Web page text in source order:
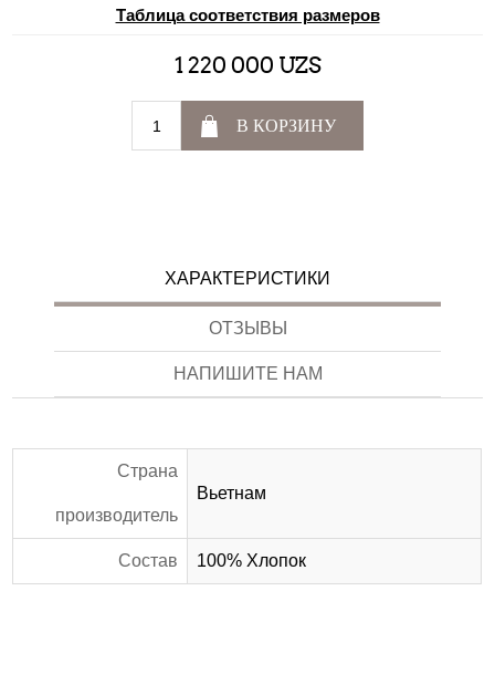
Таблица соответствия размеров
1 220 000 UZS
В КОРЗИНУ
ХАРАКТЕРИСТИКИ
ОТЗЫВЫ
НАПИШИТЕ НАМ
Страна
производитель
Вьетнам
Состав 100% Хлопок